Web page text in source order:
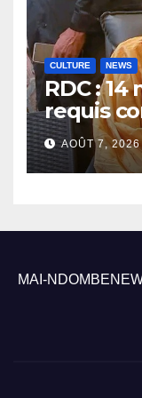
CULTURE NEWS
RDC :
requis
Rebo
réclame
AOÛT 7, 2026
MAI-